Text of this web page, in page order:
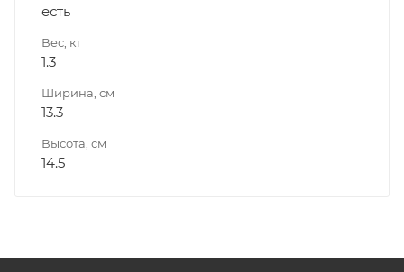
есть
Вес, кг
1.3
Ширина, см
13.3
Высота, см
14.5